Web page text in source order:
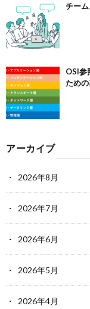
チー
OSI参
ため
アーカイブ
2026年8月
2026年7月
2026年6月
2026年5月
2026年4月